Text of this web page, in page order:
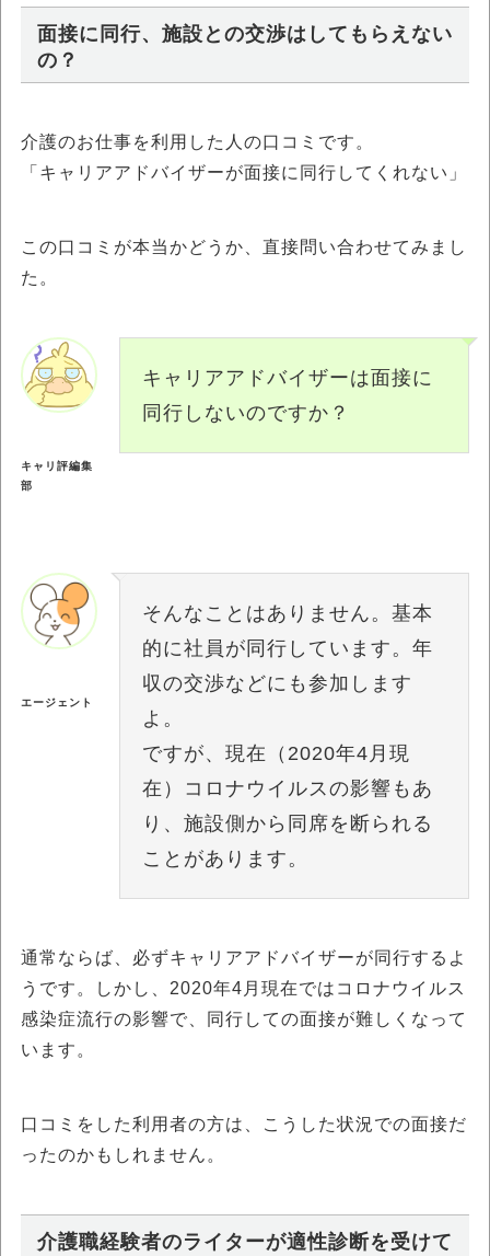
面接に同行、施設との交渉はしてもらえない
の？
介護のお仕事を利用した人の口コミです。
「キャリアアドバイザーが面接に同行してくれない」
この口コミが本当かどうか、直接問い合わせてみまし
た。
キャリアアドバイザーは面接に
同行しないのですか？
キャリ評編集
部
エージェント
そんなことはありません。基本
的に社員が同行しています。年
収の交渉などにも参加します
よ。
ですが、現在（2020年4月現
在）コロナウイルスの影響もあ
り、施設側から同席を断られる
ことがあります。
通常ならば、必ずキャリアアドバイザーが同行するよ
うです。しかし、2020年4月現在ではコロナウイルス
感染症流行の影響で、同行しての面接が難しくなって
います。
口コミをした利用者の方は、こうした状況での面接だ
ったのかもしれません。
介護職経験者のライターが適性診断を受けて